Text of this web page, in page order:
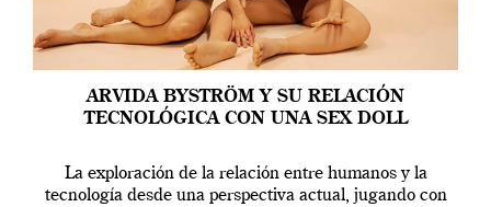
ARVIDA BYSTRÖM Y SU RELACIÓN
TECNOLÓGICA CON UNA SEX DOLL
La exploración de la relación entre humanos y la
tecnología desde una perspectiva actual, jugando con